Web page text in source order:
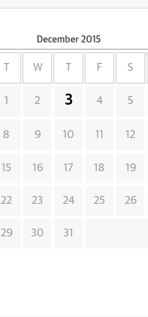
December 2015
W F S
1 2 3 4 5
8 9 10 11 12
15 16 17 18 19
22 23 24 25 26
29 30 31